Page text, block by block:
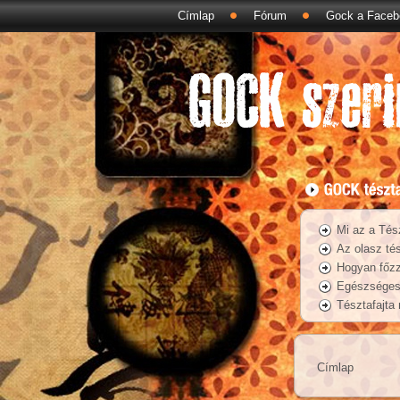
Címlap Fórum Gock a
Mi az a
Az olasz
Hogyan
Tésztafajta
Címlap